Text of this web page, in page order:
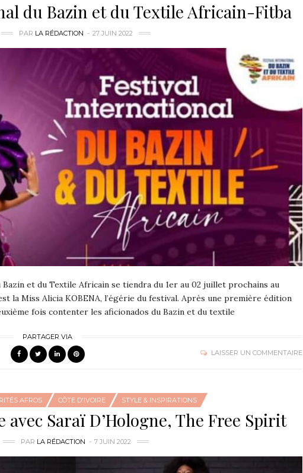
du Bazin et du Textile Africain-Fitba
PAR LA RÉDACTION 27 JUIN 2022
et du Textile Africain se tiendra du 1er au 02 juillet prochains au
la Miss Alicia KOBENA, l’égérie du festival. Après une première édition
fois contenter les aficionados du Bazin et du textile
PARTAGER VIA
LAISSER UN COMMENTAIRE
AFROS CÔTE D'IVOIRE STYLE & INSPIRATIONS
avec Saraï D’Hologne, The Free Spirit
PAR LA RÉDACTION 7 JUIN 2022